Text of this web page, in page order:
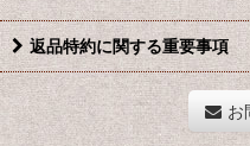
返品特約に関する重要事項
お